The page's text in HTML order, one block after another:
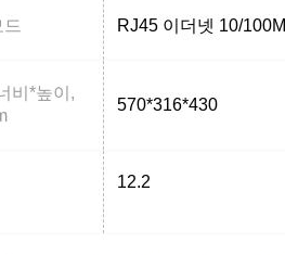
RJ45 이더넷 10/100M
비*높이,
570*316*430
12.2